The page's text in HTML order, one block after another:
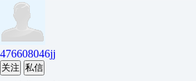
476608046jj
关注 私信